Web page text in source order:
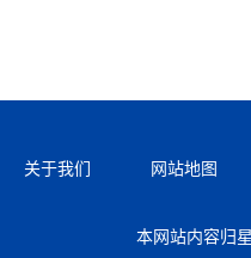
关于我们 网站地图
本网站内容归